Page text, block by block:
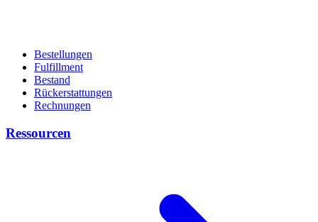
Bestellungen
Fulfillment
Bestand
Rückerstattungen
Rechnungen
Ressourcen